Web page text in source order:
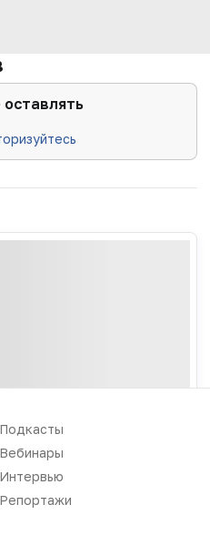
Репортажи
Подкасты
Вебинары
Интервью
Репортажи